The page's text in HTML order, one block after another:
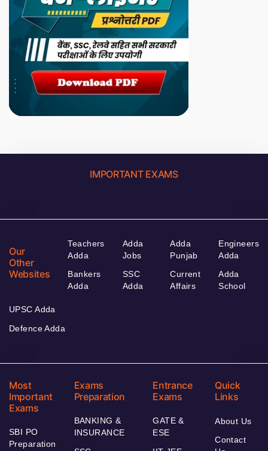
IMPORTANT EXAMS
Our
Other
Websites
Teachers
Adda
Bankers
Adda
Adda
Jobs
SSC
Adda
Adda
Punjab
Current
Affairs
Engineers
Adda
Adda
School
UPSC Adda
Defence Adda
Most
Important
Exams
SBI PO
Preparation
Exams
Preparation
BANKING &
INSURANCE
Entrance
Exams
GATE &
ESE
Quick
Links
About Us
Contact